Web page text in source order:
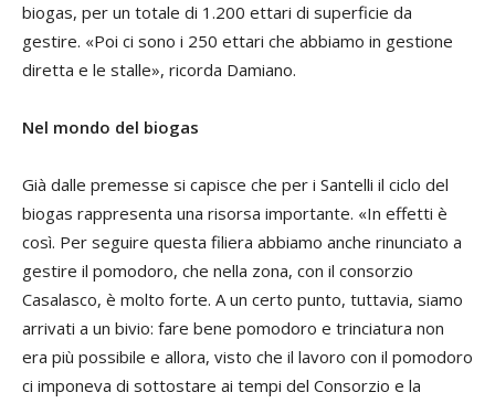
biogas, per un totale di 1.200 ettari di superficie da
gestire. «Poi ci sono i 250 ettari che abbiamo in gestione
diretta e le stalle», ricorda Damiano.
Nel mondo del biogas
Già dalle premesse si capisce che per i Santelli il ciclo del
biogas rappresenta una risorsa importante. «In effetti è
così. Per seguire questa filiera abbiamo anche rinunciato a
gestire il pomodoro, che nella zona, con il consorzio
Casalasco, è molto forte. A un certo punto, tuttavia, siamo
arrivati a un bivio: fare bene pomodoro e trinciatura non
era più possibile e allora, visto che il lavoro con il pomodoro
ci imponeva di sottostare ai tempi del Consorzio e la